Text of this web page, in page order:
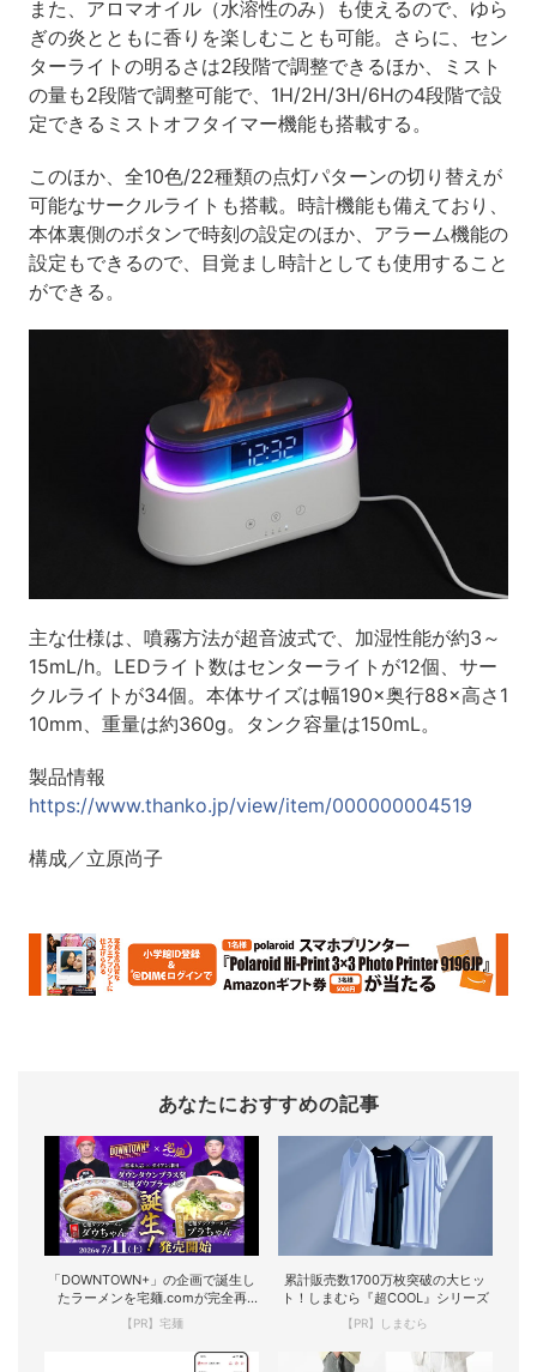
また、アロマオイル（水溶性のみ）も使えるので、ゆら
ぎの炎とともに香りを楽しむことも可能。さらに、セン
ターライトの明るさは2段階で調整できるほか、ミスト
の量も2段階で調整可能で、1H/2H/3H/6Hの4段階で設
定できるミストオフタイマー機能も搭載する。
このほか、全10色/22種類の点灯パターンの切り替えが
可能なサークルライトも搭載。時計機能も備えており、
本体裏側のボタンで時刻の設定のほか、アラーム機能の
設定もできるので、目覚まし時計としても使用すること
ができる。
主な仕様は、噴霧方法が超音波式で、加湿性能が約3～
15mL/h。LEDライト数はセンターライトが12個、サー
クルライトが34個。本体サイズは幅190×奥行88×高さ1
10mm、重量は約360g。タンク容量は150mL。
製品情報
https://www.thanko.jp/view/item/000000004519
構成／立原尚子
あなたにおすすめの記事
「DOWNTOWN+」の企画で誕生し
たラーメンを宅麺.comが完全再
現！
【PR】宅麺
累計販売数1700万枚突破の大ヒッ
ト！しまむら『超COOL』シリーズ
【PR】しまむら